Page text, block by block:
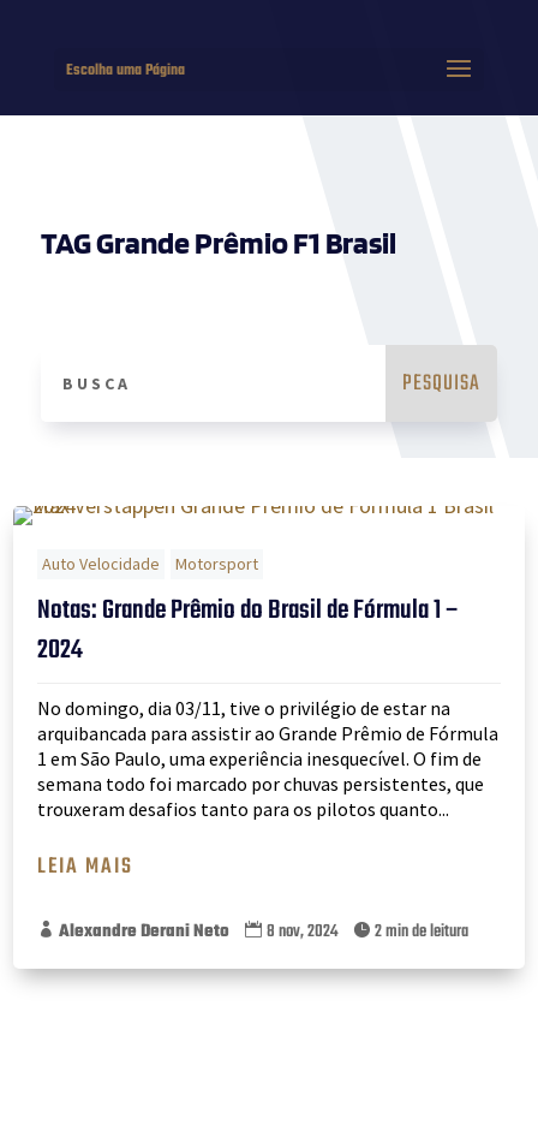
Escolha uma Página
TAG Grande Prêmio F1 Brasil
Auto Velocidade Motorsport
Notas: Grande Prêmio do Brasil de Fórmula 1 –
2024
No domingo, dia 03/11, tive o privilégio de estar na
arquibancada para assistir ao Grande Prêmio de Fórmula
1 em São Paulo, uma experiência inesquecível. O fim de
semana todo foi marcado por chuvas persistentes, que
trouxeram desafios tanto para os pilotos quanto...
LEIA MAIS
 Alexandre Derani Neto  8 nov, 2024  2 min de leitura